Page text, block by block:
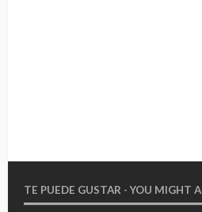
TE PUEDE GUSTAR - YOU MIGHT